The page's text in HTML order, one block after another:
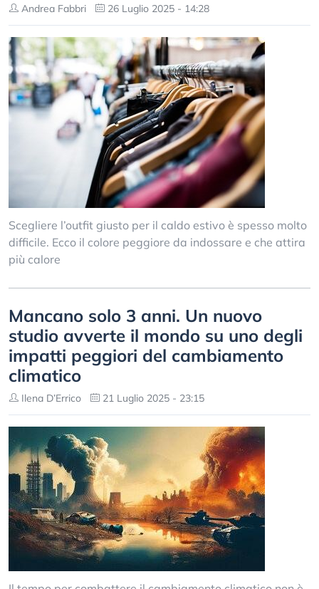
Andrea Fabbri 26 Luglio 2025 - 14:28
Scegliere l’outfit giusto per il caldo estivo è spesso molto
difficile. Ecco il colore peggiore da indossare e che attira
più calore
Mancano solo 3 anni. Un nuovo
studio avverte il mondo su uno degli
impatti peggiori del cambiamento
climatico
Ilena D’Errico 21 Luglio 2025 - 23:15